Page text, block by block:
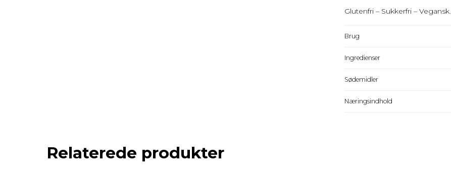
Glutenfri – Sukkerfri – Vegansk.
Brug
Ingredienser
Sødemidler
Næringsindhold
Relaterede produkter